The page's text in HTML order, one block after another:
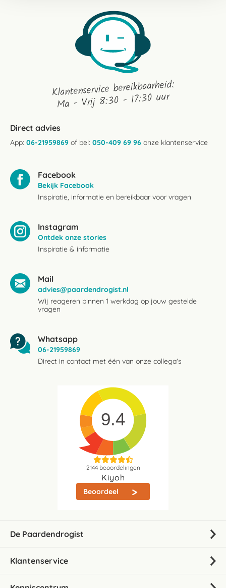
Klantenservice bereikbaarheid:
Ma - Vrij 8:30 - 17:30 uur
Direct advies
App: 06-21959869 of bel: 050-409 69 96 onze klantenservice
Facebook
Bekijk Facebook
Inspiratie, informatie en bereikbaar voor vragen
Instagram
Ontdek onze stories
Inspiratie & informatie
Mail
advies@paardendrogist.nl
Wij reageren binnen 1 werkdag op jouw gestelde
vragen
Whatsapp
06-21959869
Direct in contact met één van onze collega's
9.4
2144beoordelingen
Kiyoh
Beoordeel
De Paardendrogist
Klantenservice